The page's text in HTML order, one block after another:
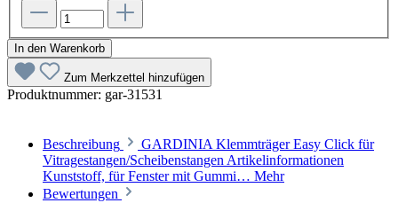
In den Warenkorb
Zum Merkzettel hinzufügen
Produktnummer: gar-31531
Beschreibung
GARDINIA Klemmträger Easy Click für
Vitragestangen/Scheibenstangen Artikelinformationen
Kunststoff, für Fenster mit Gummi… Mehr
Bewertungen